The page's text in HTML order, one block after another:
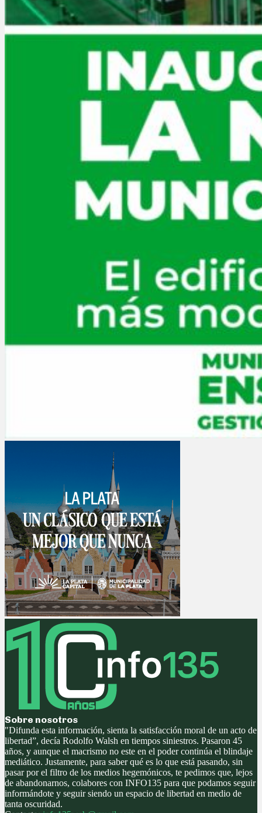
Sobre nosotros
"Difunda esta información, sienta la satisfacción moral de un acto de
libertad”, decía Rodolfo Walsh en tiempos siniestros. Pasaron 45
años, y aunque el macrismo no este en el poder continúa el blindaje
mediático. Justamente, para saber qué es lo que está pasando, sin
pasar por el filtro de los medios hegemónicos, te pedimos que, lejos
de abandonarnos, colabores con INFO135 para que podamos seguir
informándote y seguir siendo un espacio de libertad en medio de
tanta oscuridad.